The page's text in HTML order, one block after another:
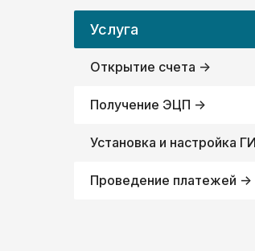
Услуга
Открытие счета ->
Получение ЭЦП ->
Установка и настройка
Проведение платежей ->